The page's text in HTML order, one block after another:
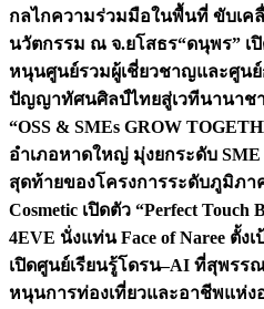
กลไกความร่วมมือในพื้นที่ ขับเค
นวัตกรรม ณ จ.ยโสธร“ดนุพร” เ
หนุนศูนย์รวมผู้เชี่ยวชาญและศูน
ปัญญาทัศนศิลป์ไทยสู่เวทีนานาช
“OSS & SMEs GROW
อำเภอหาดใหญ่ มุ่งยกระดับ
สุดท้ายของโครงการระดับภูมิภา
Cosmetic เปิดตัว “Perfect Touch
4EVE นั่งแท่น Face of Naree ตั้ง
เปิดศูนย์เรียนรู้โดรน–AI ที่สุพรร
หนุนการท่องเที่ยวและอาชีพแห่ง